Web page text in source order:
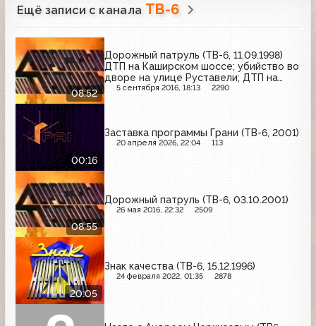
Ещё записи с канала ТВ-6
08:52
Дорожный патруль (ТВ-6, 11.09.1998)
ДТП на Каширском шоссе; убийство во
дворе на улице Руставели; ДТП на
Рязанском проспекте
5 сентября 2016, 18:13 2290
00:16
Заставка программы Грани (ТВ-6, 2001)
20 апреля 2026, 22:04 113
08:55
Дорожный патруль (ТВ-6, 03.10.2001)
26 мая 2016, 22:32 2509
20:05
Знак качества (ТВ-6, 15.12.1996)
24 февраля 2022, 01:35 2878